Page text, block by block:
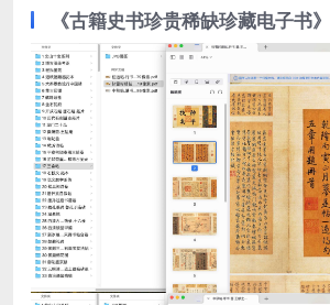
《古籍史书珍贵稀缺珍藏电子书